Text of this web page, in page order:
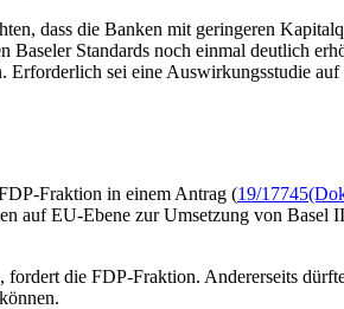
dass die Banken mit geringeren
Standards noch einmal deutlich
sei eine Auswirkungsstudie
Fraktion in einem Antrag (19/17745
auf EU-Ebene zur Umsetzung von
die FDP-Fraktion. Andererseits